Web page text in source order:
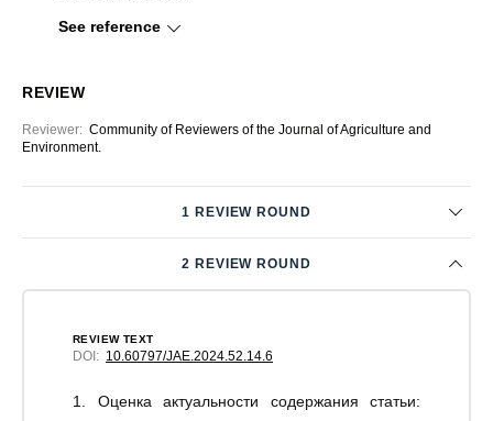
See reference
REVIEW
Reviewer: Community of Reviewers of the Journal of Agriculture and
Environment.
1 REVIEW ROUND
2 REVIEW ROUND
REVIEW TEXT
DOI: 10.60797/JAE.2024.52.14.6
1. Оценка актуальности содержания статьи: